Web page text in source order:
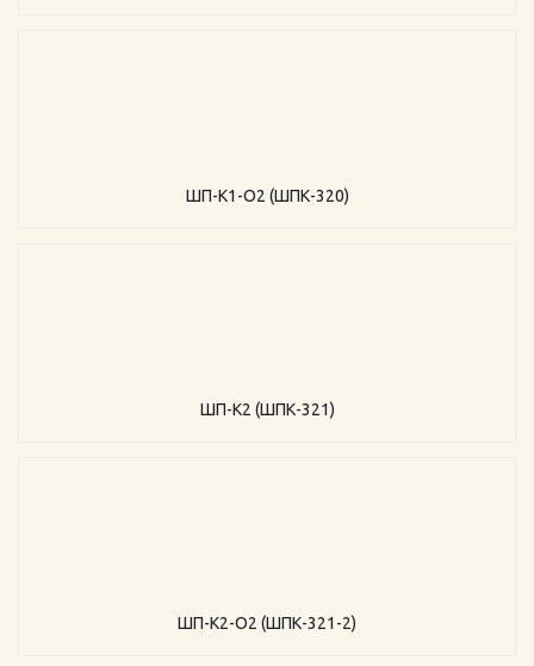
ШП-К1-О2 (ШПК-320)
ШП-К2 (ШПК-321)
ШП-К2-О2 (ШПК-321-2)